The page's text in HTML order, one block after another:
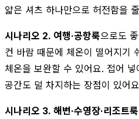
얇은 셔츠 하나만으로 허전함을
시나리오 2. 여행·공항룩으로도
컨 바람 때문에 체온이 떨어지기
체온을 보완할 수 있어요. 접어
공간도 덜 차지하는 장점이 있어
시나리오 3. 해변·수영장·리조트룩